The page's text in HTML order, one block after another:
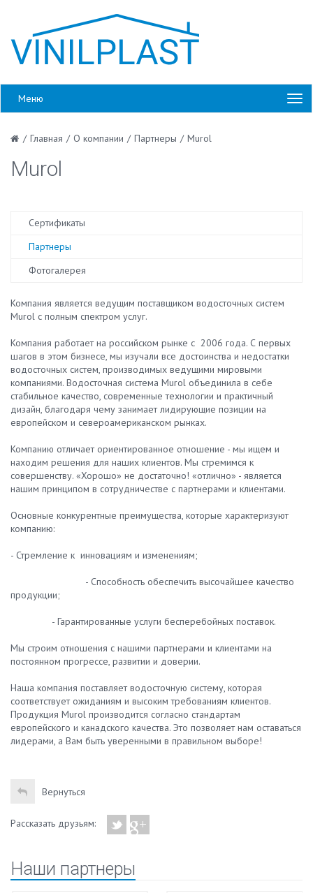
Меню
/ Главная / О компании / Партнеры / Murol
Murol
Сертификаты
Партнеры
Фотогалерея
Компания является ведущим поставщиком водосточных систем
Murol с полным спектром услуг.
Компания работает на российском рынке с 2006 года. С первых
шагов в этом бизнесе, мы изучали все достоинства и недостатки
водосточных систем, производимых ведущими мировыми
компаниями. Водосточная система Murol объединила в себе
стабильное качество, современные технологии и практичный
дизайн, благодаря чему занимает лидирующие позиции на
европейском и североамериканском рынках.
Компанию отличает ориентированное отношение - мы ищем и
находим решения для наших клиентов. Мы стремимся к
совершенству. «Хорошо» не достаточно! «отлично» - является
нашим принципом в сотрудничестве с партнерами и клиентами.
Основные конкурентные преимущества, которые характеризуют
компанию:
- Стремление к инновациям и изменениям;
- Способность обеспечить высочайшее качество
продукции;
- Гарантированные услуги бесперебойных поставок.
Мы строим отношения с нашими партнерами и клиентами на
постоянном прогрессе, развитии и доверии.
Наша компания поставляет водосточную систему, которая
соответствует ожиданиям и высоким требованиям клиентов.
Продукция Murol производится согласно стандартам
европейского и канадского качества. Это позволяет нам оставаться
лидерами, а Вам быть уверенными в правильном выборе!
Вернуться
Рассказать друзьям:
Наши партнеры